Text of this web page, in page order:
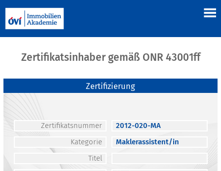
Zertifikatsinhaber gemäß ONR 43001ff
Zertifizierung
Zertifikatsnummer
2012-020-MA
Kategorie
Maklerassistent/in
Titel